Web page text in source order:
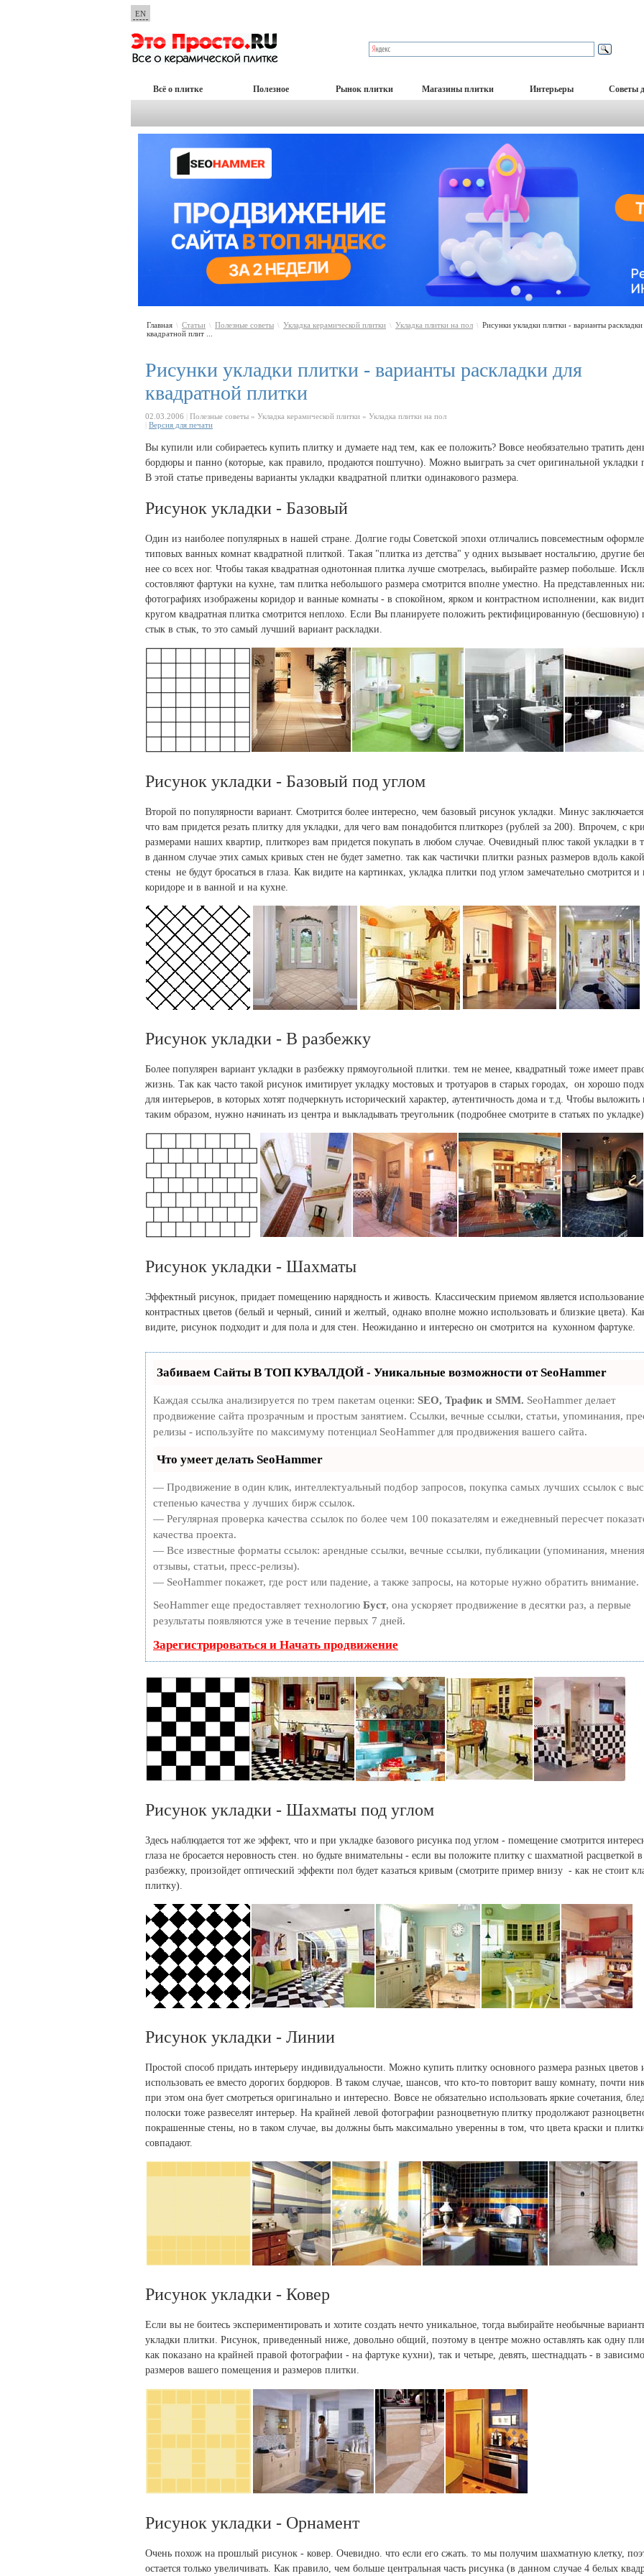
EN
Всё о плитке Полезное Рынок плитки Магазины плитки Интерьеры Советы
Главная \ Статьи \ Полезные советы \ Укладка керамической плитки \ Укладка плитки на пол \ Рисунки укладки плитки - варианты раскладки
квадратной плит ...
Рисунки укладки плитки - варианты раскладки для
квадратной плитки
02.03.2006
Полезные советы » Укладка керамической плитки » Укладка плитки на пол
Версия для печати
Вы купили или собираетесь купить плитку и думаете над тем, как ее положить? Вовсе необязательно тратить
бордюры и панно (которые, как правило, продаются поштучно). Можно выиграть за счет оригинальной укладки
В этой статье приведены варианты укладки квадратной плитки одинакового размера.
Рисунок укладки - Базовый
Один из наиболее популярных в нашей стране. Долгие годы Советской эпохи отличались повсеместным
типовых ванных комнат квадратной плиткой. Такая "плитка из детства" у одних вызывает ностальгию, другие
нее со всех ног. Чтобы такая квадратная однотонная плитка лучше смотрелась, выбирайте размер побольше.
состовляют фартуки на кухне, там плитка небольшого размера смотрится вполне уместно. На представленных
фотографиях изображены коридор и ванные комнаты - в спокойном, ярком и контрастном исполнении, как
кругом квадратная плитка смотрится неплохо. Если Вы планируете положить ректифицированную (бесшовную)
стык в стык, то это самый лучший вариант раскладки.
Рисунок укладки - Базовый под углом
Второй по популярности вариант. Смотрится более интересно, чем базовый рисунок укладки. Минус заключается
что вам придется резать плитку для укладки, для чего вам понадобится плиткорез (рублей за 200). Впрочем, с
размерами наших квартир, плиткорез вам придется покупать в любом случае. Очевидный плюс такой укладки в
в данном случае этих самых кривых стен не будет заметно. так как частички плитки разных размеров вдоль
стены не будут бросаться в глаза. Как видите на картинках, укладка плитки под углом замечательно смотрится и
коридоре и в ванной и на кухне.
Рисунок укладки - В разбежку
Более популярен вариант укладки в разбежку прямоугольной плитки. тем не менее, квадратный тоже имеет
жизнь. Так как часто такой рисунок имитирует укладку мостовых и тротуаров в старых городах, он хорошо
для интерьеров, в которых хотят подчеркнуть исторический характер, аутентичность дома и т.д. Чтобы выложить
таким образом, нужно начинать из центра и выкладывать треугольник (подробнее смотрите в статьях по укладке).
Рисунок укладки - Шахматы
Эффектный рисунок, придает помещению нарядность и живость. Классическим приемом является использование
контрастных цветов (белый и черный, синий и желтый, однако вполне можно использовать и близкие цвета).
видите, рисунок подходит и для пола и для стен. Неожиданно и интересно он смотрится на кухонном фартуке.
Забиваем Сайты В ТОП КУВАЛДОЙ - Уникальные возможности от SeoHammer
Каждая ссылка анализируется по трем пакетам оценки: SEO, Трафик и SMM. SeoHammer делает
продвижение сайта прозрачным и простым занятием. Ссылки, вечные ссылки, статьи, упоминания,
релизы - используйте по максимуму потенциал SeoHammer для продвижения вашего сайта.
Что умеет делать SeoHammer
— Продвижение в один клик, интеллектуальный подбор запросов, покупка самых лучших ссылок с
степенью качества у лучших бирж ссылок.
— Регулярная проверка качества ссылок по более чем 100 показателям и ежедневный пересчет
качества проекта.
— Все известные форматы ссылок: арендные ссылки, вечные ссылки, публикации (упоминания,
отзывы, статьи, пресс-релизы).
— SeoHammer покажет, где рост или падение, а также запросы, на которые нужно обратить внимание.
SeoHammer еще предоставляет технологию Буст, она ускоряет продвижение в десятки раз, а первые
результаты появляются уже в течение первых 7 дней.
Зарегистрироваться и Начать продвижение
Рисунок укладки - Шахматы под углом
Здесь наблюдается тот же эффект, что и при укладке базового рисунка под углом - помещение смотрится
глаза не бросается неровность стен. но будьте внимательны - если вы положите плитку с шахматной расцветкой в
разбежку, произойдет оптический эффекти пол будет казаться кривым (смотрите пример внизу - как не стоит
плитку).
Рисунок укладки - Линии
Простой способ придать интерьеру индивидуальности. Можно купить плитку основного размера разных цветов
использовать ее вместо дорогих бордюров. В таком случае, шансов, что кто-то повторит вашу комнату, почти
при этом она бует смотреться оригинально и интересно. Вовсе не обязательно использовать яркие сочетания,
полоски тоже развеселят интерьер. На крайней левой фотографии разноцветную плитку продолжают
покрашенные стены, но в таком случае, вы должны быть максимально уверенны в том, что цвета краски и
совпадают.
Рисунок укладки - Ковер
Если вы не боитесь экспериментировать и хотите создать нечто уникальное, тогда выбирайте необычные
укладки плитки. Рисунок, приведенный ниже, довольно общий, поэтому в центре можно оставлять как одну
как показано на крайней правой фотографии - на фартуке кухни), так и четыре, девять, шестнадцать - в
размеров вашего помещения и размеров плитки.
Рисунок укладки - Орнамент
Очень похож на прошлый рисунок - ковер. Очевидно. что если его сжать. то мы получим шахматную клетку,
остается только увеличивать. Как правило, чем больше центральная часть рисунка (в данном случае 4 белых